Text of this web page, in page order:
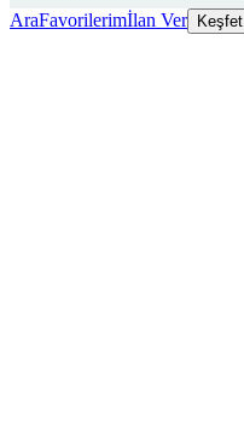
AraFavorilerimİlan Ver Keşfet